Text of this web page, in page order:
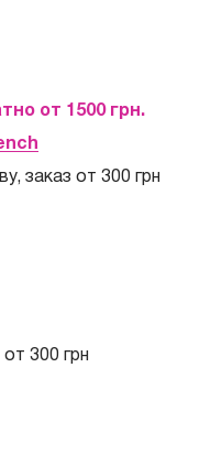
от 1500 грн.
заказ от 300 грн
300 грн